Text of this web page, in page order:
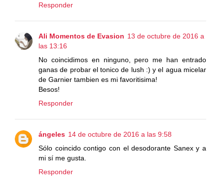
Responder
Ali Momentos de Evasion 13 de octubre de 2016 a
las 13:16
No coincidimos en ninguno, pero me han entrado
ganas de probar el tonico de lush :) y el agua micelar
de Garnier tambien es mi favoritisima!
Besos!
Responder
ángeles 14 de octubre de 2016 a las 9:58
Sólo coincido contigo con el desodorante Sanex y a
mi sí me gusta.
Responder